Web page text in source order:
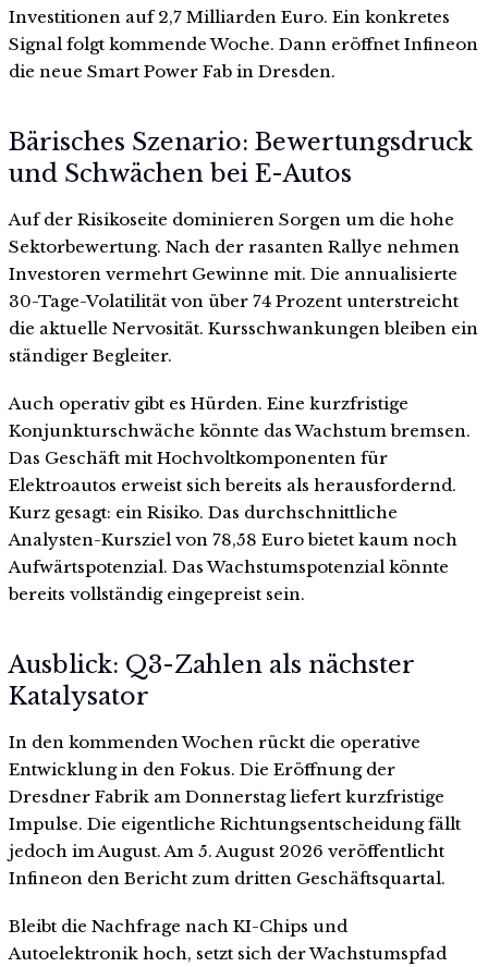
Investitionen auf 2,7 Milliarden Euro. Ein konkretes
Signal folgt kommende Woche. Dann eröffnet Infineon
die neue Smart Power Fab in Dresden.
Bärisches Szenario: Bewertungsdruck
und Schwächen bei E-Autos
Auf der Risikoseite dominieren Sorgen um die hohe
Sektorbewertung. Nach der rasanten Rallye nehmen
Investoren vermehrt Gewinne mit. Die annualisierte
30-Tage-Volatilität von über 74 Prozent unterstreicht
die aktuelle Nervosität. Kursschwankungen bleiben ein
ständiger Begleiter.
Auch operativ gibt es Hürden. Eine kurzfristige
Konjunkturschwäche könnte das Wachstum bremsen.
Das Geschäft mit Hochvoltkomponenten für
Elektroautos erweist sich bereits als herausfordernd.
Kurz gesagt: ein Risiko. Das durchschnittliche
Analysten-Kursziel von 78,58 Euro bietet kaum noch
Aufwärtspotenzial. Das Wachstumspotenzial könnte
bereits vollständig eingepreist sein.
Ausblick: Q3-Zahlen als nächster
Katalysator
In den kommenden Wochen rückt die operative
Entwicklung in den Fokus. Die Eröffnung der
Dresdner Fabrik am Donnerstag liefert kurzfristige
Impulse. Die eigentliche Richtungsentscheidung fällt
jedoch im August. Am 5. August 2026 veröffentlicht
Infineon den Bericht zum dritten Geschäftsquartal.
Bleibt die Nachfrage nach KI-Chips und
Autoelektronik hoch, setzt sich der Wachstumspfad